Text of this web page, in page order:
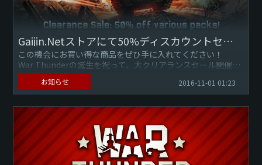
Gaijin.Netストアにて50%ディスカウントセール！
この機会にお買い得な商品をぜひ手に入れてください！
War Thunderの誕生を祝って、大クリアランスセール開催中
です！
10月28日(20：00 JST)から11月2日(2...
お知らせ 2016-11-01 01:23